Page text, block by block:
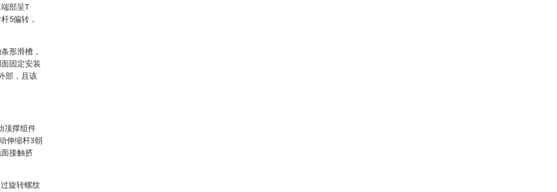
部呈T
5偏转，
形滑槽，
固定安装
部，且该
顶撑组件
伸缩杆3朝
接触挤
旋转螺纹